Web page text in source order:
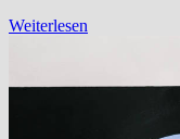
Weiterlesen